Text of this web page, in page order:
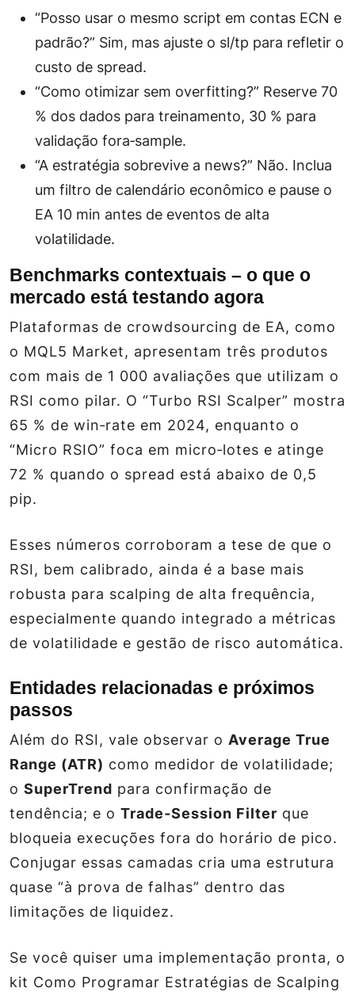
“Posso usar o mesmo script em contas ECN e
padrão?” Sim, mas ajuste o sl/tp para refletir o
custo de spread.
“Como otimizar sem overfitting?” Reserve 70
% dos dados para treinamento, 30 % para
validação fora‑sample.
“A estratégia sobrevive a news?” Não. Inclua
um filtro de calendário econômico e pause o
EA 10 min antes de eventos de alta
volatilidade.
Benchmarks contextuais – o que o
mercado está testando agora
Plataformas de crowdsourcing de EA, como
o MQL5 Market, apresentam três produtos
com mais de 1 000 avaliações que utilizam o
RSI como pilar. O “Turbo RSI Scalper” mostra
65 % de win‑rate em 2024, enquanto o
“Micro RSIO” foca em micro‑lotes e atinge
72 % quando o spread está abaixo de 0,5
pip.
Esses números corroboram a tese de que o
RSI, bem calibrado, ainda é a base mais
robusta para scalping de alta frequência,
especialmente quando integrado a métricas
de volatilidade e gestão de risco automática.
Entidades relacionadas e próximos
passos
Além do RSI, vale observar o Average True
Range (ATR) como medidor de volatilidade;
o SuperTrend para confirmação de
tendência; e o Trade‑Session Filter que
bloqueia execuções fora do horário de pico.
Conjugar essas camadas cria uma estrutura
quase “à prova de falhas” dentro das
limitações de liquidez.
Se você quiser uma implementação pronta, o
kit Como Programar Estratégias de Scalping